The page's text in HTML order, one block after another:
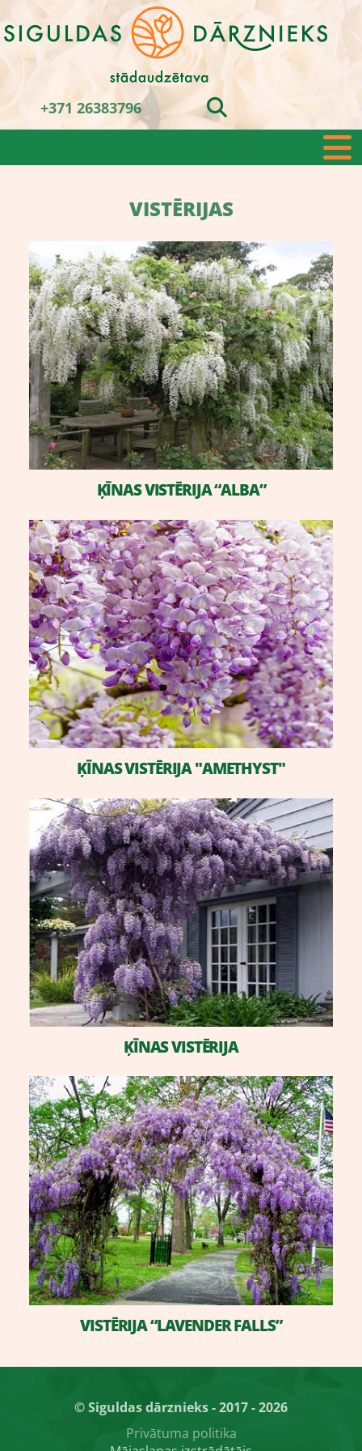
+371 26383796
VISTĒRIJAS
ĶĪNAS VISTĒRIJA “ALBA”
ĶĪNAS VISTĒRIJA "AMETHYST"
​ĶĪNAS VISTĒRIJA
VISTĒRIJA “LAVENDER FALLS”
© Siguldas dārznieks - 2017 - 2026
Privātuma politika